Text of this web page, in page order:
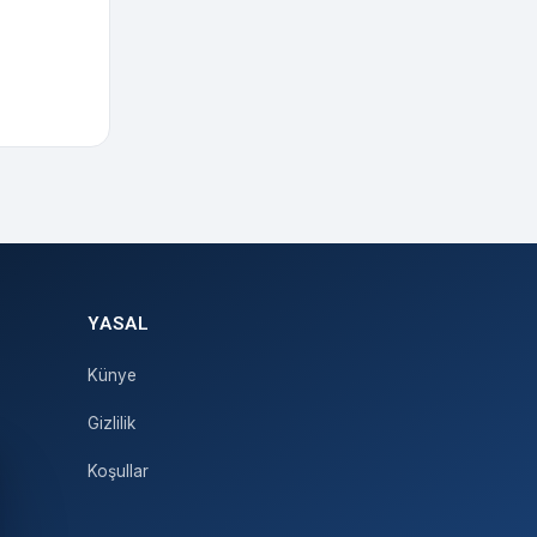
YASAL
Künye
Gizlilik
Koşullar